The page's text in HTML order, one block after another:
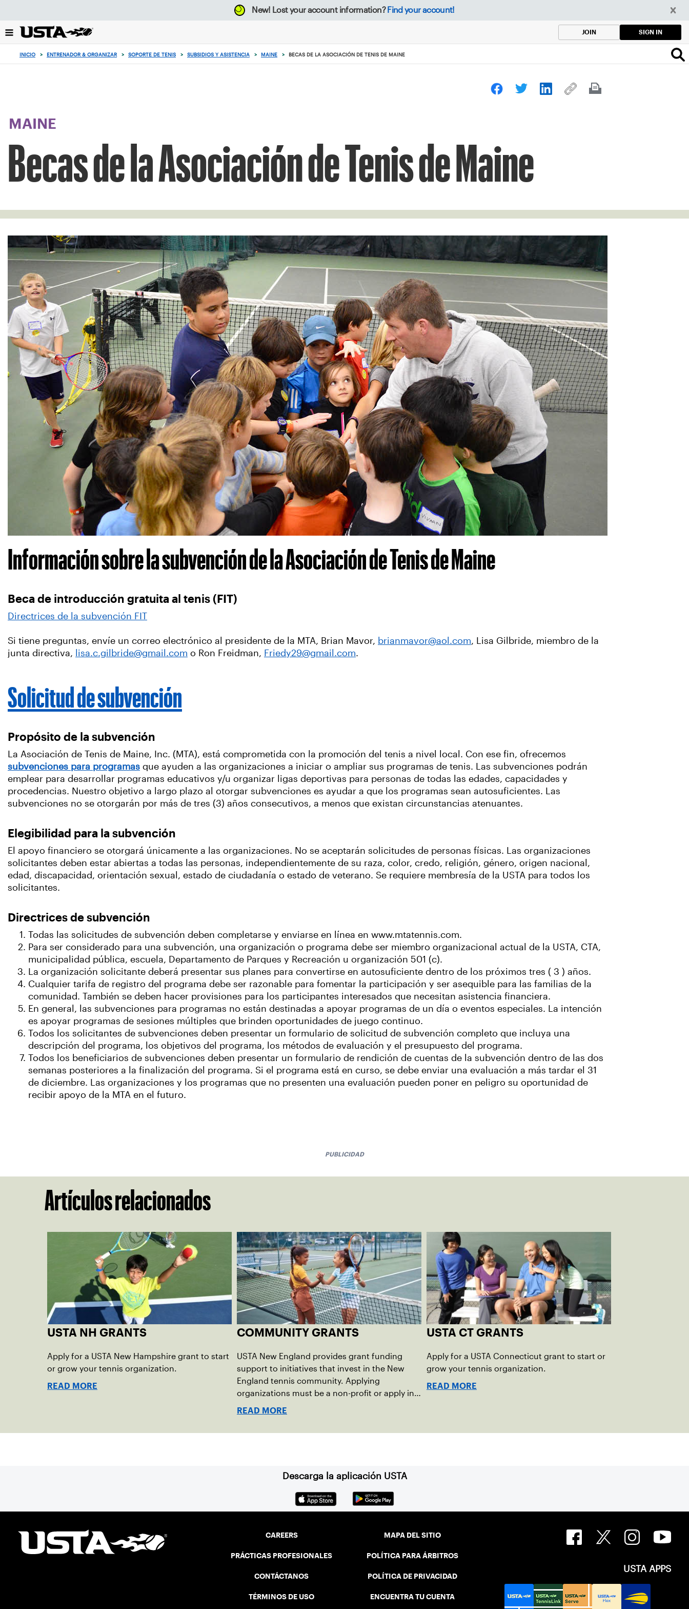
el
botón
New! Lost your account information? Find your account!
JOIN SIGN IN
INICIO > ENTRENADOR & ORGANIZAR > SOPORTE DE TENIS > SUBSIDIOS Y ASISTENCIA > MAINE > BECAS DE LA ASOCIACIÓN DE TENIS DE MAINE
MAINE
Becas de la Asociación de Tenis de Maine
Información sobre la subvención de la Asociación de Tenis de Maine
Beca de introducción gratuita al tenis (FIT)
Directrices de la subvención FIT
Si tiene preguntas, envíe un correo electrónico al presidente de la MTA, Brian Mavor, brianmavor@aol.com, Lisa Gilbride, miembro de la
junta directiva, lisa.c.gilbride@gmail.com o Ron Freidman, Friedy29@gmail.com.
Solicitud de subvención
Propósito de la subvención
La Asociación de Tenis de Maine, Inc. (MTA), está comprometida con la promoción del tenis a nivel local. Con ese fin, ofrecemos
subvenciones para programas que ayuden a las organizaciones a iniciar o ampliar sus programas de tenis. Las subvenciones podrán
emplear para desarrollar programas educativos y/u organizar ligas deportivas para personas de todas las edades, capacidades y
procedencias. Nuestro objetivo a largo plazo al otorgar subvenciones es ayudar a que los programas sean autosuficientes. Las
subvenciones no se otorgarán por más de tres (3) años consecutivos, a menos que existan circunstancias atenuantes.
Elegibilidad para la subvención
El apoyo financiero se otorgará únicamente a las organizaciones. No se aceptarán solicitudes de personas físicas. Las organizaciones
solicitantes deben estar abiertas a todas las personas, independientemente de su raza, color, credo, religión, género, origen nacional,
edad, discapacidad, orientación sexual, estado de ciudadanía o estado de veterano. Se requiere membresía de la USTA para todos los
solicitantes.
Directrices de subvención
Todas las solicitudes de subvención deben completarse y enviarse en línea en www.mtatennis.com.
Para ser considerado para una subvención, una organización o programa debe ser miembro organizacional actual de la USTA, CTA,
municipalidad pública, escuela, Departamento de Parques y Recreación u organización 501 (c).
La organización solicitante deberá presentar sus planes para convertirse en autosuficiente dentro de los próximos tres ( 3 ) años.
Cualquier tarifa de registro del programa debe ser razonable para fomentar la participación y ser asequible para las familias de la
comunidad. También se deben hacer provisiones para los participantes interesados que necesitan asistencia financiera.
En general, las subvenciones para programas no están destinadas a apoyar programas de un día o eventos especiales. La intención
es apoyar programas de sesiones múltiples que brinden oportunidades de juego continuo.
Todos los solicitantes de subvenciones deben presentar un formulario de solicitud de subvención completo que incluya una
descripción del programa, los objetivos del programa, los métodos de evaluación y el presupuesto del programa.
Todos los beneficiarios de subvenciones deben presentar un formulario de rendición de cuentas de la subvención dentro de las dos
semanas posteriores a la finalización del programa. Si el programa está en curso, se debe enviar una evaluación a más tardar el 31
de diciembre. Las organizaciones y los programas que no presenten una evaluación pueden poner en peligro su oportunidad de
recibir apoyo de la MTA en el futuro.
PUBLICIDAD
Artículos relacionados
USTA NH GRANTS
Apply for a USTA New Hampshire grant to start
or grow your tennis organization.
READ MORE
COMMUNITY GRANTS
USTA New England provides grant funding
support to initiatives that invest in the New
England tennis community. Applying
organizations must be a non-profit or apply in
partnership with a nonprofit to be considered.
READ MORE
USTA CT GRANTS
Apply for a USTA Connecticut grant to start or
grow your tennis organization.
READ MORE
Descarga la aplicación USTA
CAREERS
PRÁCTICAS PROFESIONALES
CONTÁCTANOS
TÉRMINOS DE USO
MAPA DEL SITIO
POLÍTICA PARA ÁRBITROS
POLÍTICA DE PRIVACIDAD
ENCUENTRA TU CUENTA
USTA APPS